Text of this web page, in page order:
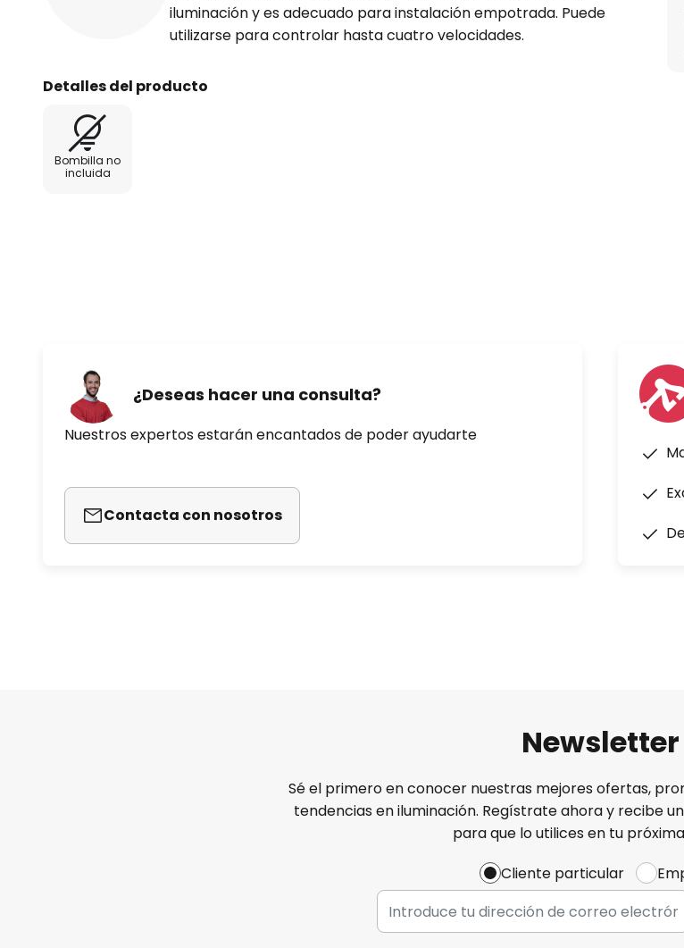
iluminación y es adecuado para instalación empotrada. Puede
utilizarse para controlar hasta cuatro velocidades.
Detalles del producto
Bombilla no
incluida
¿Deseas hacer una consulta?
Nuestros expertos estarán encantados de poder ayudarte
Contacta con nosotros
Newsletter
Sé el primero en conocer nuestras mejores ofertas,
tendencias en iluminación. Regístrate ahora y recibe un
para que lo utilices en tu
Cliente particular